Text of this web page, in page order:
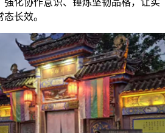
强化协作意识、锤炼坚韧品格，让实
长效。